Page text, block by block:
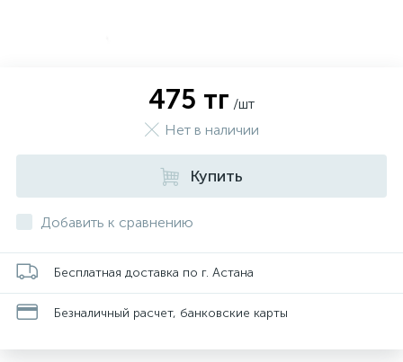
475 тг /шт
Нет в наличии
Купить
Добавить к сравнению
Бесплатная доставка по г. Астана
Безналичный расчет, банковские карты